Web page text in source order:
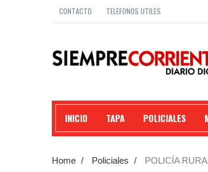
CONTACTO TELEFONOS UTILES
INICIO TAPA POLICIALES
Home / Policiales / POLICÍA